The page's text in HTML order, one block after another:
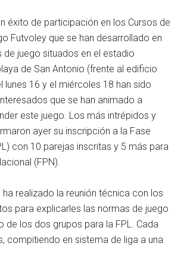
éxito de participación en los Cursos de
Futvoley que se han desarrollado en
de juego situados en el estadio
de San Antonio (frente al edificio
lunes 16 y el miércoles 18 han sido
que se han animado a
este juego. Los más intrépidos y
ayer su inscripción a la Fase
con 10 parejas inscritas y 5 más para
(FPN).
ha realizado la reunión técnica con los
para explicarles las normas de juego
de los dos grupos para la FPL. Cada
compitiendo en sistema de liga a una